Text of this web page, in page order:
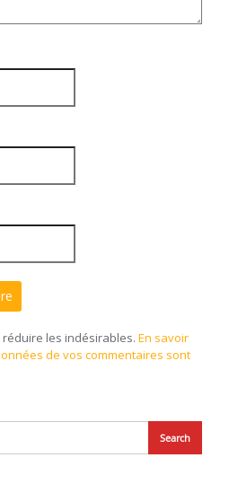
les indésirables. En savoir
de vos commentaires sont